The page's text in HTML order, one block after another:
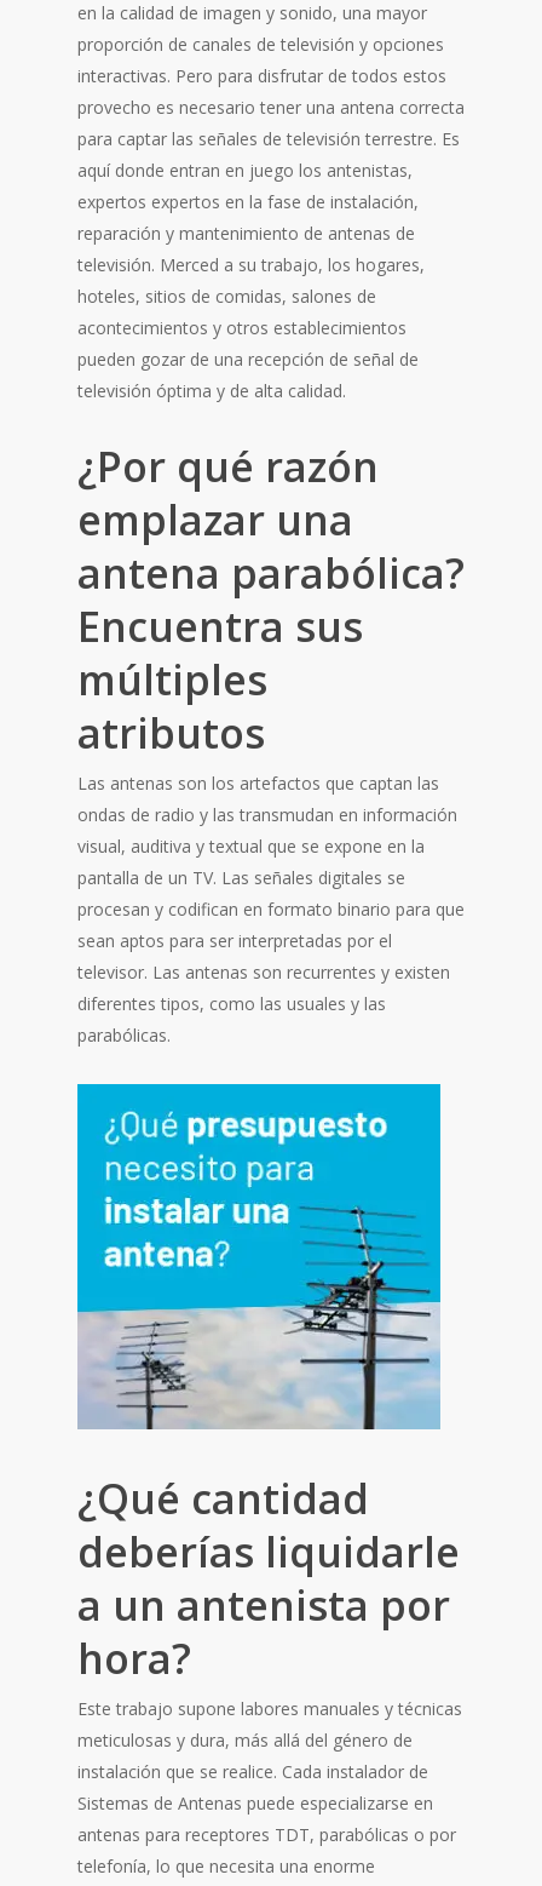
en la calidad de imagen y sonido, una mayor
proporción de canales de televisión y opciones
interactivas. Pero para disfrutar de todos estos
provecho es necesario tener una antena correcta
para captar las señales de televisión terrestre. Es
aquí donde entran en juego los antenistas,
expertos expertos en la fase de instalación,
reparación y mantenimiento de antenas de
televisión. Merced a su trabajo, los hogares,
hoteles, sitios de comidas, salones de
acontecimientos y otros establecimientos
pueden gozar de una recepción de señal de
televisión óptima y de alta calidad.
¿Por qué razón
emplazar una
antena parabólica?
Encuentra sus
múltiples
atributos
Las antenas son los artefactos que captan las
ondas de radio y las transmudan en información
visual, auditiva y textual que se expone en la
pantalla de un TV. Las señales digitales se
procesan y codifican en formato binario para que
sean aptos para ser interpretadas por el
televisor. Las antenas son recurrentes y existen
diferentes tipos, como las usuales y las
parabólicas.
¿Qué cantidad
deberías liquidarle
a un antenista por
hora?
Este trabajo supone labores manuales y técnicas
meticulosas y dura, más allá del género de
instalación que se realice. Cada instalador de
Sistemas de Antenas puede especializarse en
antenas para receptores TDT, parabólicas o por
telefonía, lo que necesita una enorme